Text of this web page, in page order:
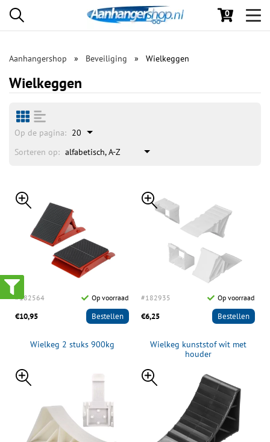
0
Aanhangershop Beveiliging Wielkeggen
Wielkeggen
Op de pagina: 20
Sorteren op: alfabetisch, A-Z
#182564 Op voorraad
€10,95 Bestellen
Wielkeg 2 stuks 900kg
#182935 Op voorraad
€6,25 Bestellen
Wielkeg kunststof wit met
houder